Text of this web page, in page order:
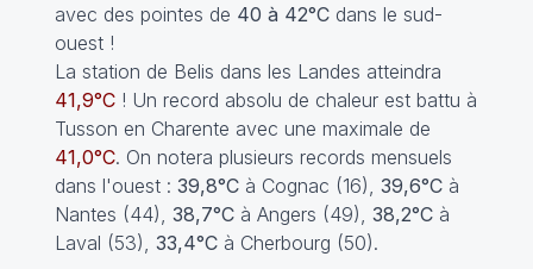
avec des pointes de 40 à 42°Cdans le sud-
ouest !
La station de Belis dans les Landes atteindra
41,9°C! Un record absolu de chaleur est battu à
Tusson en Charente avec une maximale de
41,0°C. On notera plusieurs records mensuels
dans l'ouest : 39,8°Cà Cognac (16), 39,6°Cà
Nantes (44), 38,7°C à Angers (49), 38,2°Cà
Laval (53), 33,4°Cà Cherbourg (50).